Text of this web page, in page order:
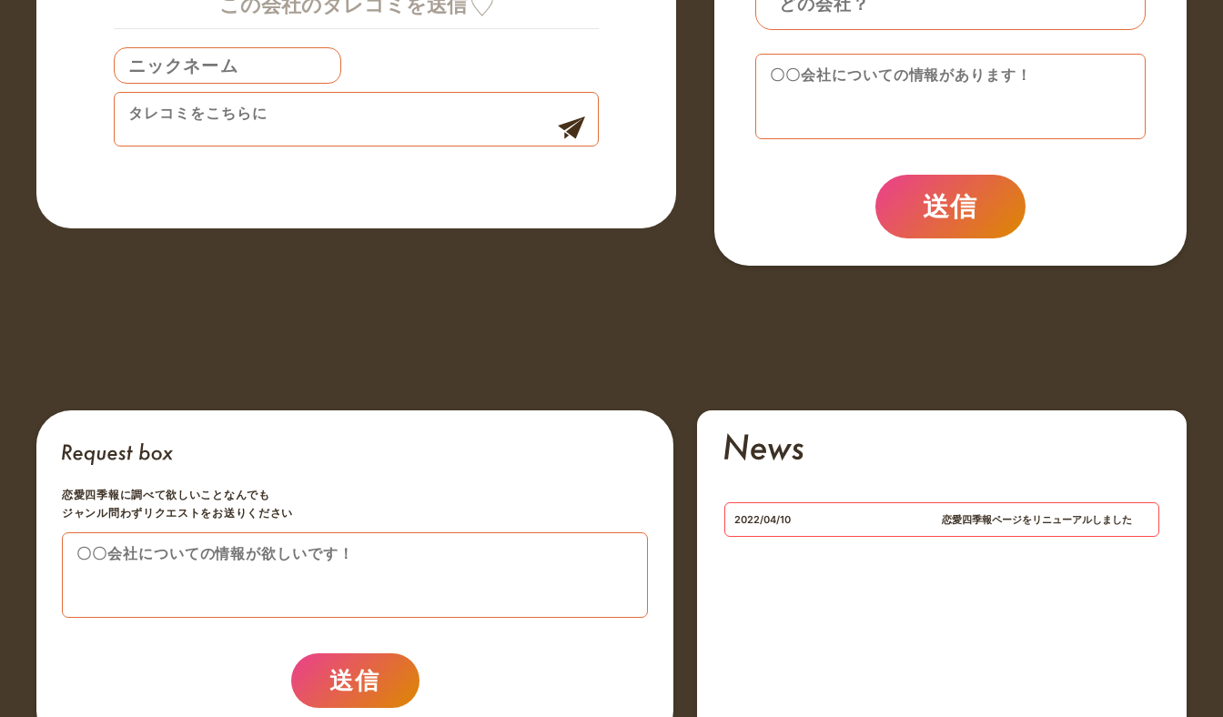
送信
恋愛四季報に調べて欲しいことなんでも
ジャンル問わずリクエストをお送りください
送信
2022/04/10 恋愛四季報ページをリニューアルしました